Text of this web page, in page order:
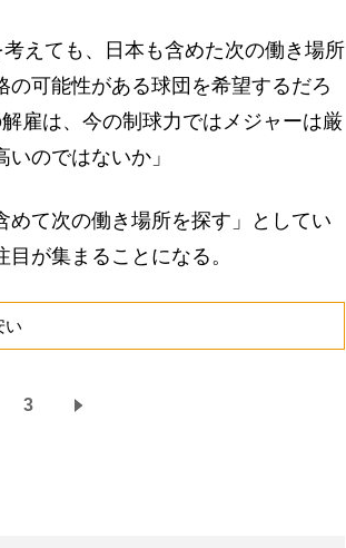
えても、日本も含めた次の働き場所
可能性がある球団を希望するだろ
雇は、今の制球力ではメジャーは厳
のではないか」
て次の働き場所を探す」としてい
が集まることになる。
い
3